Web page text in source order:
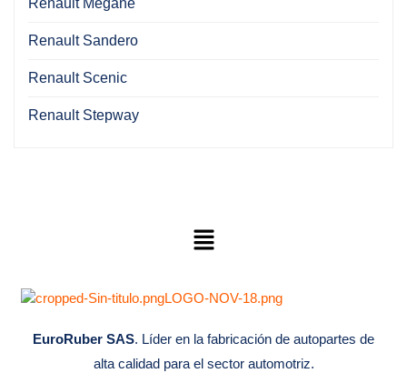
Renault Sandero
Renault Scenic
Renault Stepway
EuroRuber SAS. Líder en la fabricación de autopartes de
alta calidad para el sector automotriz.